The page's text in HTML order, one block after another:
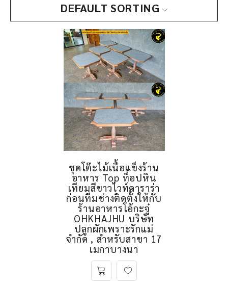
DEFAULT SORTING
ชุดโต๊ะไม้เนื้อแข็งร้าน
อาหาร Top ท็อปหิน
เทียมสีขาวไวท์คาราร่า
ก่อนทีมช่างติดตั้งให้กับ
ร้านอาหารโอ้กะจู๋
OHKHAJHU บริษัท
ปลูกผักเพราะรักแม่
จำกัด , สำหรับสาขา 17
เมกาบางนา